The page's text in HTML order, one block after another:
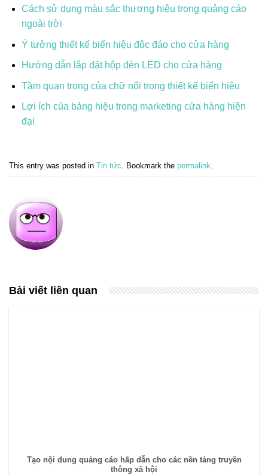
Cách sử dụng màu sắc thương hiệu trong quảng cáo
ngoài trời
Ý tưởng thiết kế biển hiệu độc đáo cho cửa hàng
Hướng dẫn lắp đặt hộp đèn LED cho cửa hàng
Tầm quan trọng của chữ nổi trong thiết kế biển hiệu
Lợi ích của bảng hiệu trong marketing cửa hàng hiện
đại
This entry was posted in Tin tức . Bookmark the permalink
Bài viết liên quan
Tạo nội dung quảng cáo hấp dẫn cho các nền tảng truyền
thông xã hội